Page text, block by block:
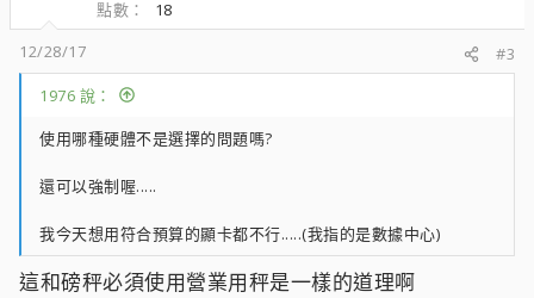
點數
18
12/28/17
#3
1976 說：
使用哪種硬體不是選擇的問題嗎?
還可以強制喔.....
我今天想用符合預算的顯卡都不行.....(我指的是數據中心)
這和磅秤必須使用營業用秤是一樣的道理啊